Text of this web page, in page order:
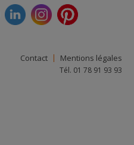
Contact Mentions légales
Tél. 01 78 91 93 93